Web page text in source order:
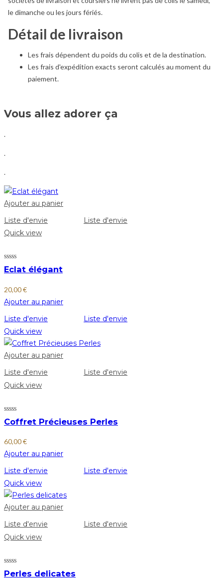
le dimanche ou les jours fériés.
Détail de livraison
Les frais dépendent du poids du colis et de la destination.
Les frais d'expédition exacts seront calculés au moment du
paiement.
Vous allez adorer ça
.
.
.
Ajouter au panier
Liste d'envie
Liste d'envie
Quick view
Eclat élégant
20,00€
Ajouter au panier
Liste d'envie
Liste d'envie
Quick view
Ajouter au panier
Liste d'envie
Liste d'envie
Quick view
Coffret Précieuses Perles
60,00€
Ajouter au panier
Liste d'envie
Liste d'envie
Quick view
Ajouter au panier
Liste d'envie
Liste d'envie
Quick view
Perles delicates